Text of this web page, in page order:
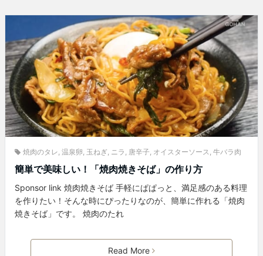
焼肉のタレ 温泉卵 玉ねぎ ニラ 唐辛子 オイスターソース 牛バラ肉
簡単で美味しい！「焼肉焼きそば」の作り方
Sponsor link 焼肉焼きそば 手軽にぱぱっと、満足感のある料理
を作りたい！そんな時にぴったりなのが、簡単に作れる「焼肉
焼きそば」です。 焼肉のたれ
Read More